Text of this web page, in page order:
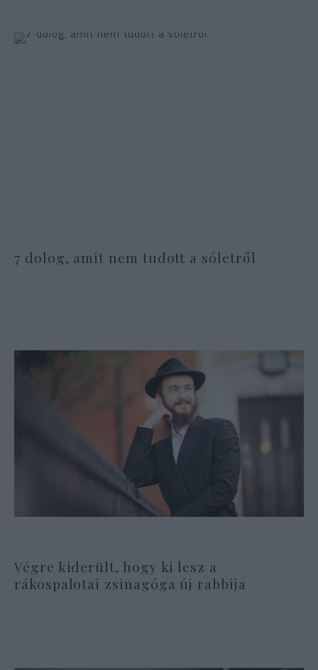
7 dolog, amit nem tudott a sóletről
Végre kiderült, hogy ki lesz a
rákospalotai zsinagóga új rabbija